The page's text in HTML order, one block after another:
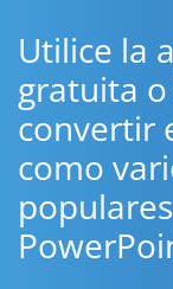
Utilice la
gratuita o
convertir
como